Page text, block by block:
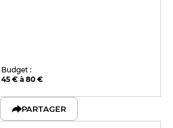
Budget :
45 € à 80 €
PARTAGER